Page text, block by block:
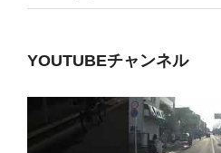
YOUTUBEチャンネル